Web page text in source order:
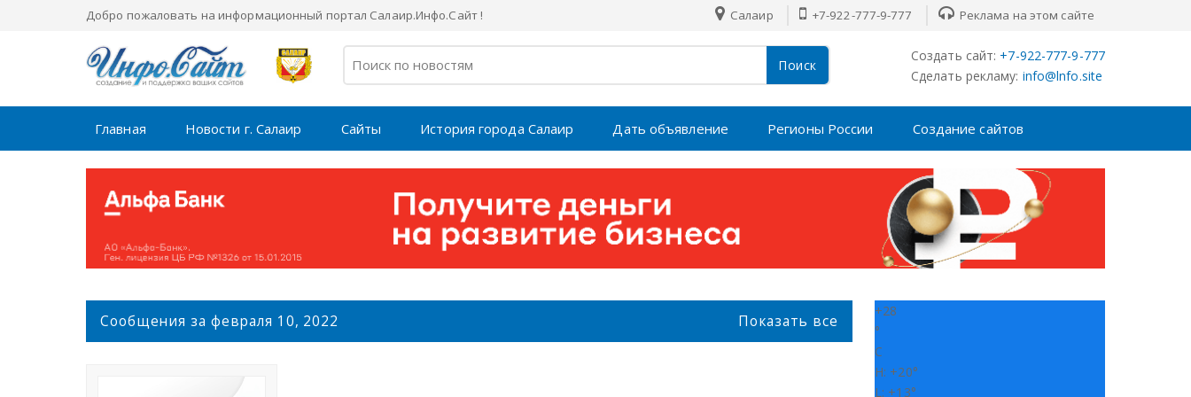
Добро пожаловать на информационный портал Салаир.Инфо.Сайт ! Салаир +7-922-777-9-777 Реклама на этом сайте
Поиск
Создать сайт: +7-922-777-9-777
Сделать рекламу: info@lnfo.site
Главная Новости г. Салаир Сайты История города Салаир Дать объявление Регионы России Создание сайтов
Сообщения за февраля 10, 2022 Показать все
+28
°
C
H: +20°
L: +13°